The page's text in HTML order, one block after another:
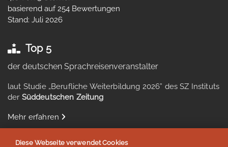
basierend auf 254 Bewertungen
Stand: Juli 2026
Top 5
der deutschen Sprachreisenveranstalter
laut Studie „Berufliche Weiterbildung 2026” des SZ Instituts
der Süddeutschen Zeitung
Mehr erfahren
Diese Webseite verwendet Cookies